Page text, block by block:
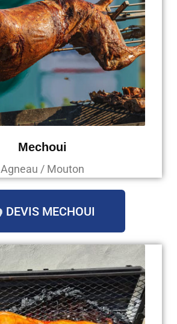
Mechoui
Agneau / Mouton
DEVIS MECHOUI